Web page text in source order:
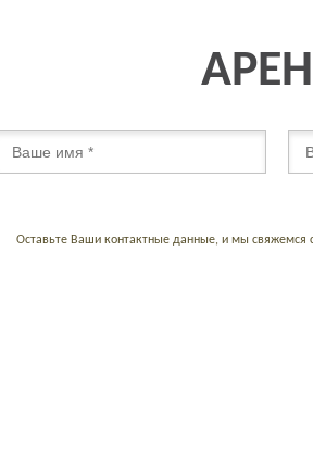
Оставьте Ваши контактные данные, и мы